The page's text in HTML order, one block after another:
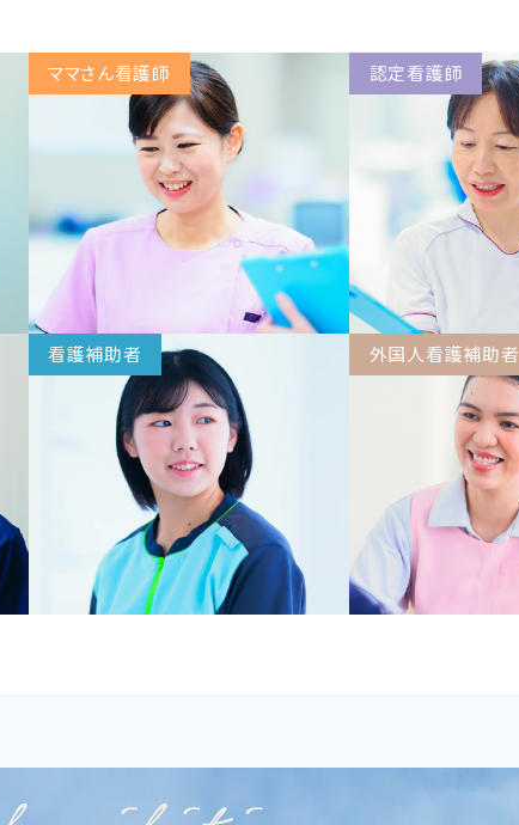
ママさん看護師 認定看護師
看護補助者 外国人看護補助者